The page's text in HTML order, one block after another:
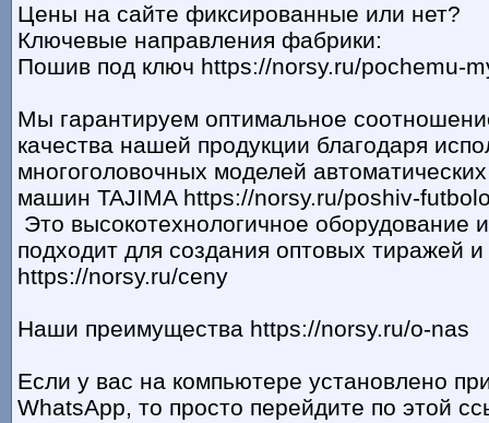
Цены на сайте фиксированные или нет?
Ключевые направления фабрики:
Пошив под ключ https://norsy.ru/pochemu-
Мы гарантируем оптимальное
качества нашей продукции благодаря
многоголовочных моделей
машин TAJIMA https://norsy.ru/poshiv-
Это высокотехнологичное оборудование
подходит для создания оптовых тиражей
https://norsy.ru/ceny
Наши преимущества https://norsy.ru/o-nas
Если у вас на компьютере установлено
WhatsApp, то просто перейдите по этой